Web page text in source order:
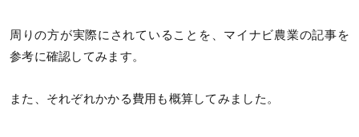
周りの方が実際にされていることを、マイナビ農業の記事を
参考に確認してみます。
また、それぞれかかる費用も概算してみました。